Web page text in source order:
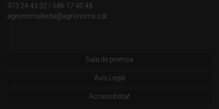
973 24 43 32 / 686 17 90 48
agronomslleida@agronoms.cat
Sala de premsa
Avís Legal
Accessibilitat